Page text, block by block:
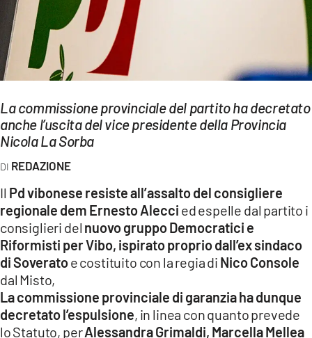
SPORT
Streaming
LAC TV
LAC NETWORK
LAC ONAIR
Network
LACPLAY.IT
LACTV.IT
LACONAIR.IT
LACITYMAG.IT
ILREGGINO.IT
La commissione provinciale del partito ha decretato
anche l’uscita del vice presidente della Provincia
Nicola La Sorba
REDAZIONE
Il Pd vibonese resiste all’assalto del consigliere
regionale dem Ernesto Alecci ed espelle dal partito i
consiglieri del nuovo gruppo Democratici e
Riformisti per Vibo, ispirato proprio dall’ex sindaco
di Soveratoe costituito con la regia di Nico Console
dal Misto,
La commissione provinciale di garanzia ha dunque
decretato l’espulsione, in linea con quanto prevede
lo Statuto, perAlessandra Grimaldi, Marcella Mellea